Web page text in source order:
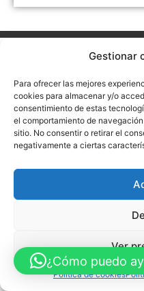
Gestionar
Para ofrecer las mejores
cookies para almacenar y/o
consentimiento de estas
el comportamiento de
sitio. No consentir o retirar el
negativamente a ciertas
Ver
Política de cookies
Política de
FINANCIADO POR LA UNIÓN
DIGITAL POR LOS
MECANISMO DE
© Guia Telefónica de
¿Cómo puedo